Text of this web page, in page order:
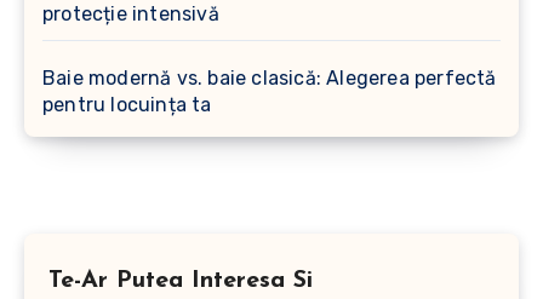
protecție intensivă
Baie modernă vs. baie clasică: Alegerea perfectă
pentru locuința ta
Te-Ar Putea Interesa Si